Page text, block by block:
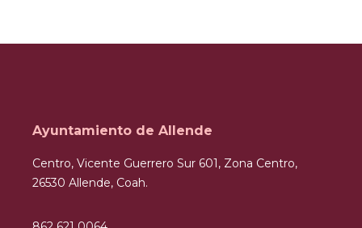
Ayuntamiento de Allende
Centro, Vicente Guerrero Sur 601, Zona Centro,
26530 Allende, Coah.